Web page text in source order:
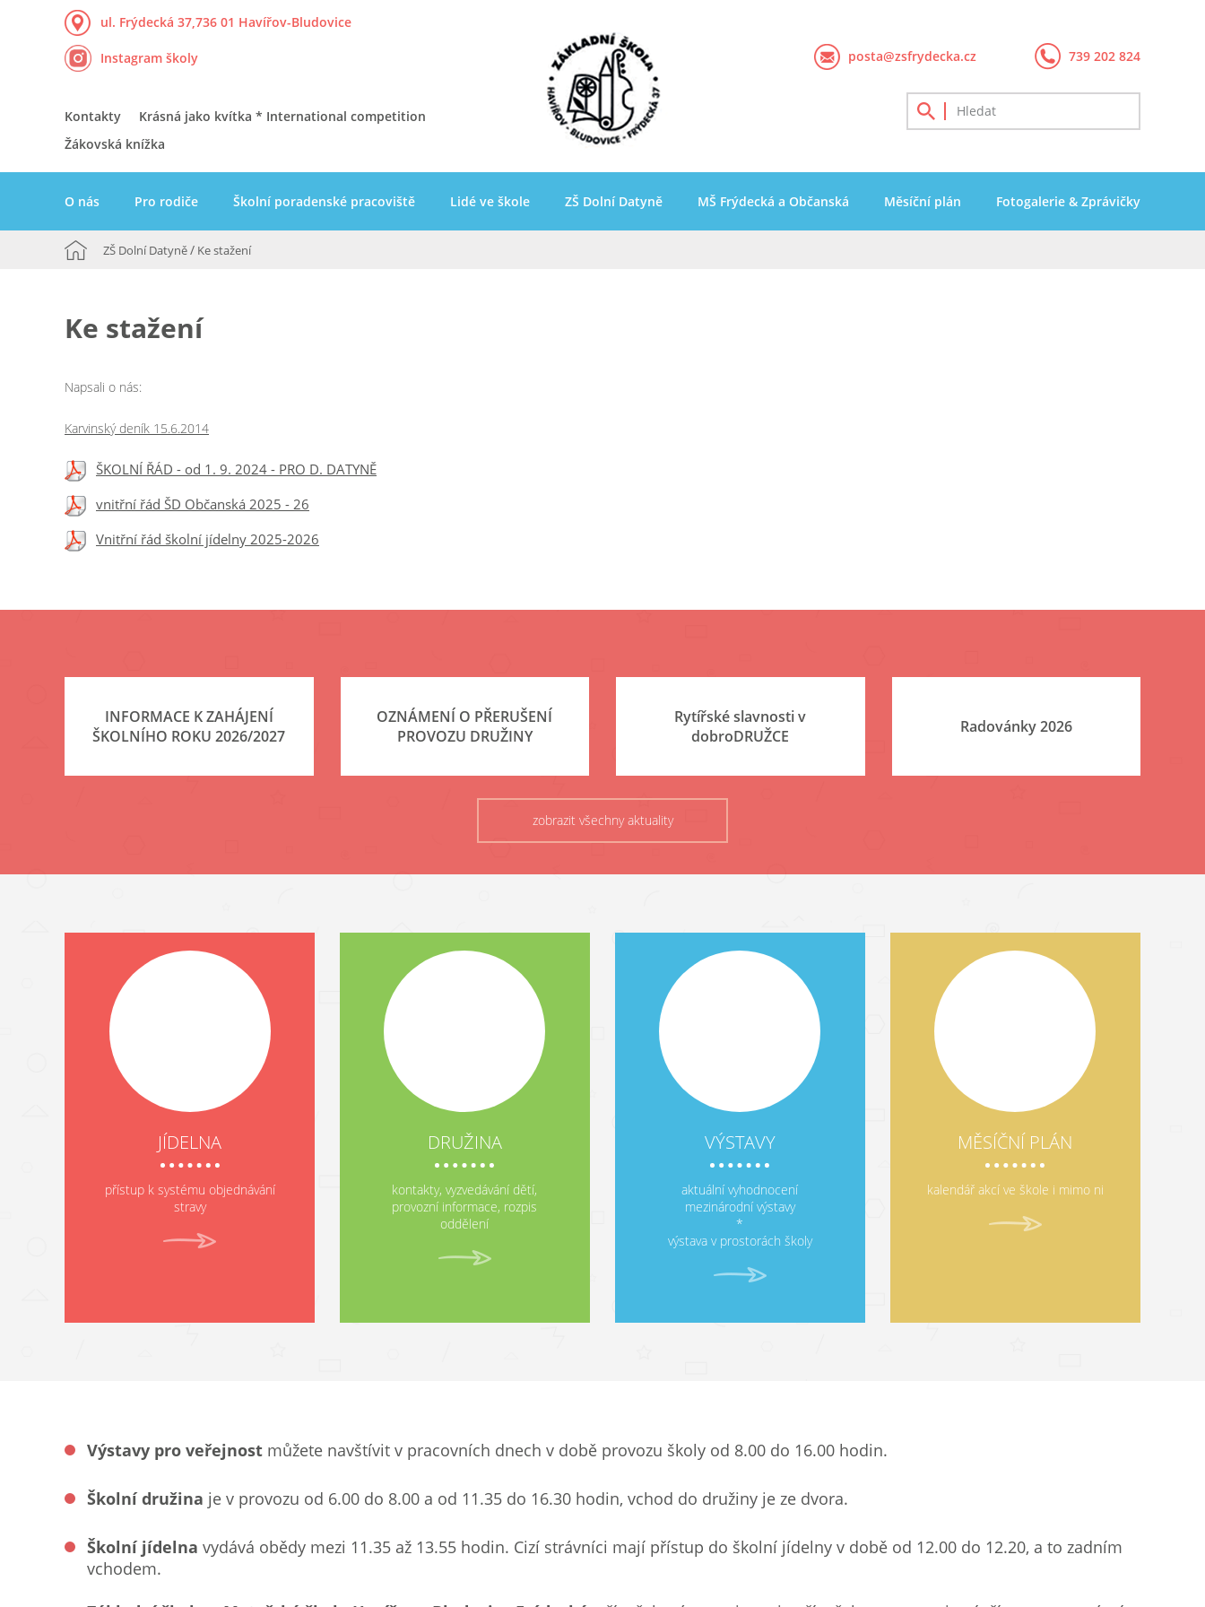
ul. Frýdecká 37,736 01 Havířov-Bludovice
Instagram školy
Kontakty
Krásná jako kvítka * International competition
Žákovská knížka
739 202 824
posta@zsfrydecka.cz
O nás Pro rodiče Školní poradenské pracoviště Lidé ve škole ZŠ Dolní Datyně MŠ Frýdecká a Občanská Měsíční plán Fotogalerie & Zprávičky
ZŠ Dolní Datyně/ Ke stažení
Ke stažení
Napsali o nás:
Karvinský deník 15.6.2014
ŠKOLNÍ ŘÁD - od 1. 9. 2024 - PRO D. DATYNĚ
vnitřní řád ŠD Občanská 2025 - 26
Vnitřní řád školní jídelny 2025-2026
INFORMACE K ZAHÁJENÍ
ŠKOLNÍHO ROKU 2026/2027
OZNÁMENÍ O PŘERUŠENÍ
PROVOZU DRUŽINY
Rytířské slavnosti v
dobroDRUŽCE
Radovánky 2026
zobrazit všechny aktuality
JÍDELNA
přístup k systému objednávání
stravy
DRUŽINA
kontakty, vyzvedávání dětí,
provozní informace, rozpis
oddělení
VÝSTAVY
aktuální vyhodnocení
mezinárodní výstavy
*
výstava v prostorách školy
MĚSÍČNÍ PLÁN
kalendář akcí ve škole i mimo ni
Výstavy pro veřejnost můžete navštívit v pracovních dnech v době provozu školy od 8.00 do 16.00 hodin.
Školní družina je v provozu od 6.00 do 8.00 a od 11.35 do 16.30 hodin, vchod do družiny je ze dvora.
Školní jídelna vydává obědy mezi 11.35 až 13.55 hodin. Cizí strávníci mají přístup do školní jídelny v době od 12.00 do 12.20, a to zadním
vchodem.